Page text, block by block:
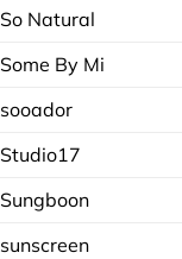
So Natural
Some By Mi
sooador
Studio17
Sungboon
sunscreen